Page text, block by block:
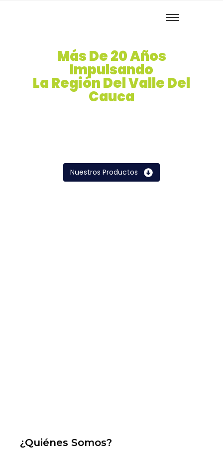
Más De 20 Años
Impulsando
La Región Del Valle Del
Cauca
Nuestros Productos
¿Quiénes Somos?